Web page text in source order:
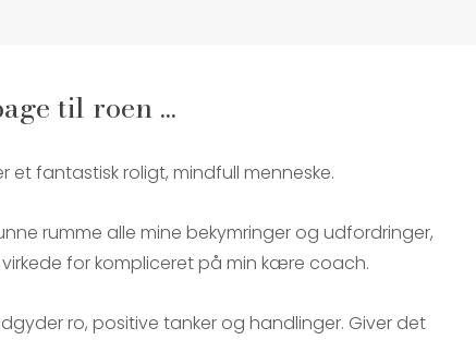
til roen ...
et fantastisk roligt, mindfull menneske.
rumme alle mine bekymringer og udfordringer,
for kompliceret på min kære coach.
ro, positive tanker og handlinger. Giver det